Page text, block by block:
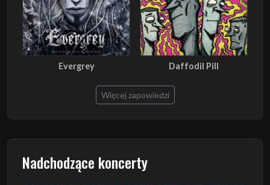
Evergrey Daffodil Pill
Więcej zapowiedzi
Nadchodzące koncerty